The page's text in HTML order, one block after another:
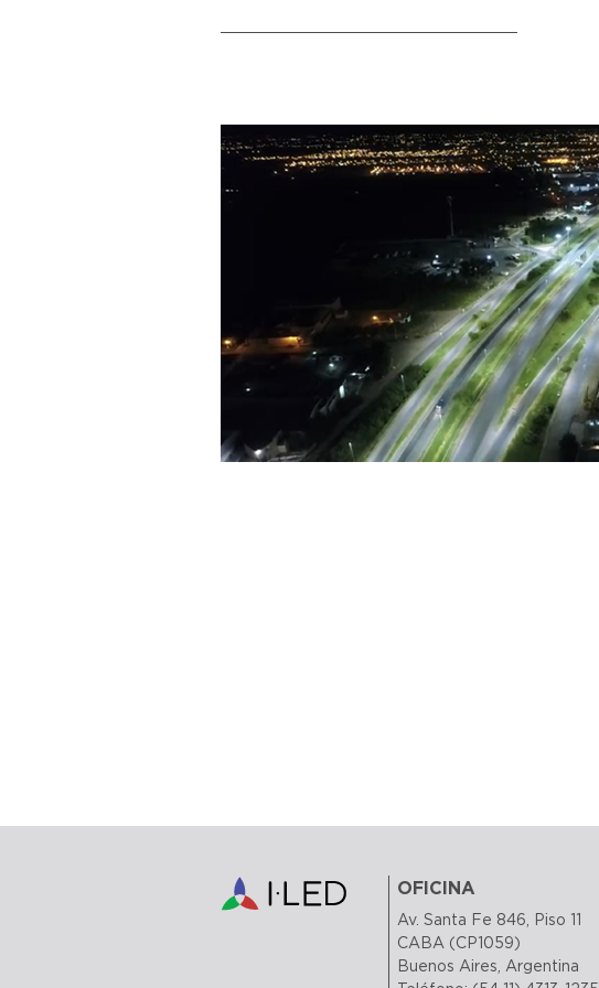
OFICINA
Av. Santa Fe 846, Piso 11
CABA (CP1059)
Buenos Aires, Argentina